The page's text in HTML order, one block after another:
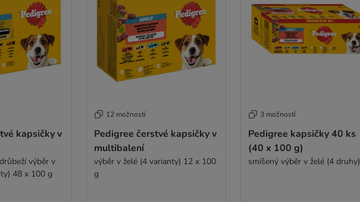
kapsičky v
výběr v
48 x 100 g
12 možností
Pedigree čerstvé kapsičky v
multibalení
výběr v želé (4 varianty) 12 x 100
g
3 možností
Pedigree kapsičky 40 ks
(40 x 100 g)
smíšený výběr v želé (4 druhy)